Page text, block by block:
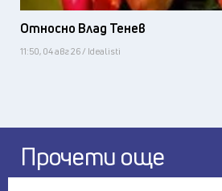
Относно Влад Тенев
11:50, 04 авг 26 / Idealisti
Прочети още